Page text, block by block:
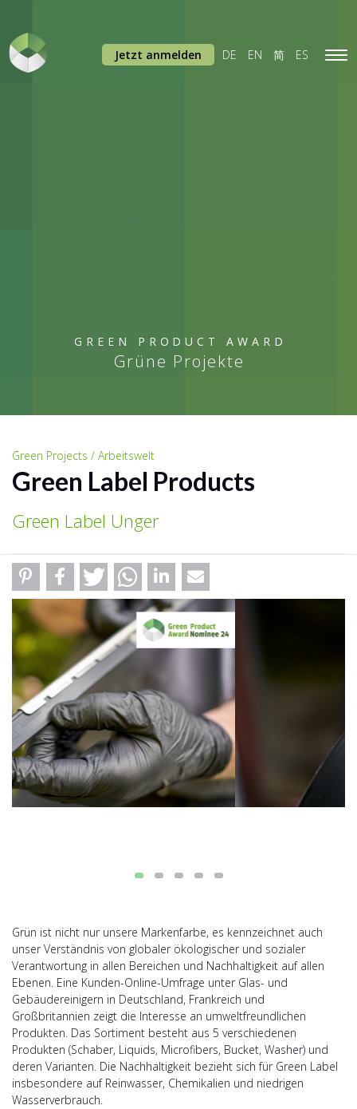
GREEN PRODUCT AWARD
Grüne Projekte
Jetzt anmelden DE EN 简 ES
Green Projects / Arbeitswelt
Green Label Products
Green Label Unger
Grün ist nicht nur unsere Markenfarbe, es kennzeichnet auch
unser Verständnis von globaler ökologischer und sozialer
Verantwortung in allen Bereichen und Nachhaltigkeit auf allen
Ebenen. Eine Kunden-Online-Umfrage unter Glas- und
Gebäudereinigern in Deutschland, Frankreich und
Großbritannien zeigt die Interesse an umweltfreundlichen
Produkten. Das Sortiment besteht aus 5 verschiedenen
Produkten (Schaber, Liquids, Microfibers, Bucket, Washer) und
deren Varianten. Die Nachhaltigkeit bezieht sich für Green Label
insbesondere auf Reinwasser, Chemikalien und niedrigen
Wasserverbrauch.